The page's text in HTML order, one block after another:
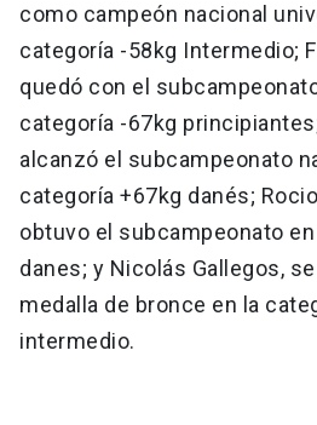
como campeón nacional
categoría -58kg Intermedio;
quedó con el
categoría -67kg
alcanzó el subcampeonato
categoría +67kg danés;
obtuvo el subcampeonato
danes; y Nicolás Gallegos,
medalla de bronce en la
intermedio.